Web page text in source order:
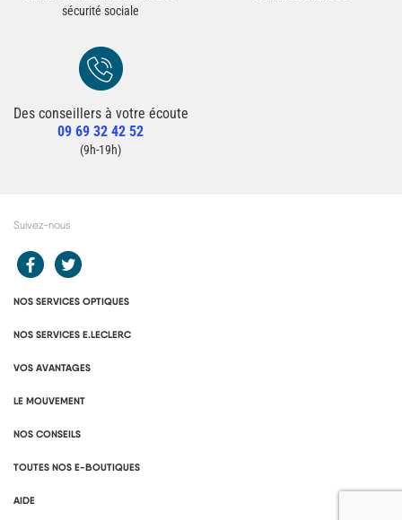
sécurité sociale
Redirection vers la page Contact du site
Des conseillers à votre écoute
09 69 32 42 52
Contacter un conseiller
(9h-19h)
Suivez-nous
Redirection vers le compte Facebook E.Leclerc
NOS SERVICES OPTIQUES
NOS SERVICES E.LECLERC
VOS AVANTAGES
LE MOUVEMENT
NOS CONSEILS
TOUTES NOS E-BOUTIQUES
AIDE